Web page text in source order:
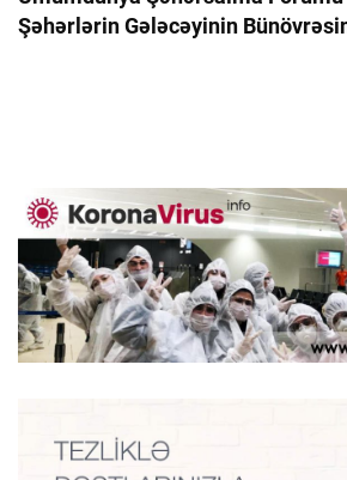
Şəhərlərin Gələcəyinin